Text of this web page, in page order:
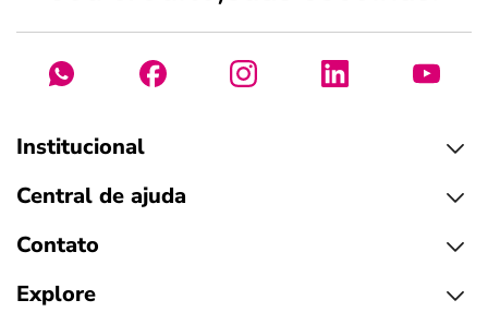
Institucional
Central de ajuda
Contato
Explore